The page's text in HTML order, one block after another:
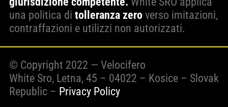
una politica di tolleranza zero verso imitazioni,
contraffazioni e utilizzi non autorizzati.
© Copyright 2022 — Velocifero
White Sro, Letna, 45 – 04022 – Kosice – Slovak
Republic – Privacy Policy